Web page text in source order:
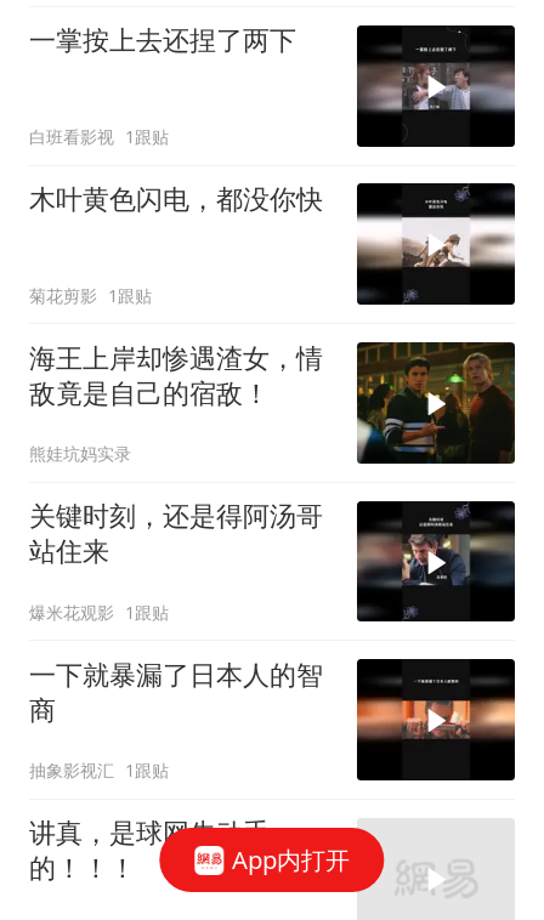
一掌按上去还捏了两下
白班看影视 1跟贴
木叶黄色闪电，都没你快
菊花剪影 1跟贴
海王上岸却惨遇渣女，情
敌竟是自己的宿敌！
熊娃坑妈实录
关键时刻，还是得阿汤哥
站住来
爆米花观影 1跟贴
一下就暴漏了日本人的智
商
抽象影视汇 1跟贴
讲真，是球网先动手
的！！！
App内打开